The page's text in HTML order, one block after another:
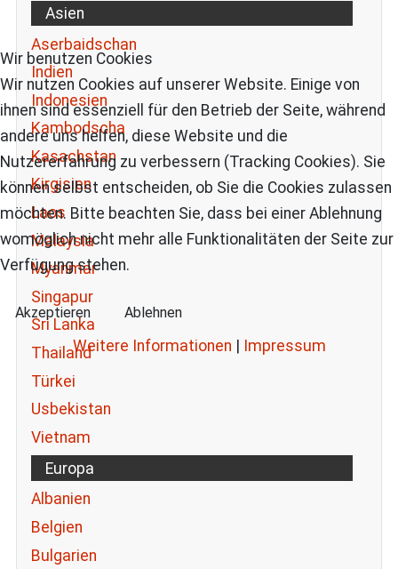
Asien
Aserbaidschan
Indien
Indonesien
Kambodscha
Kasachstan
Kirgisien
Laos
Malaysia
Myanmar
Singapur
Sri Lanka
Thailand
Türkei
Usbekistan
Vietnam
Europa
Albanien
Belgien
Bulgarien
Wir benutzen Cookies
Wir nutzen Cookies auf unserer Website. Einige von
ihnen sind essenziell für den Betrieb der Seite, während
andere uns helfen, diese Website und die
Nutzererfahrung zu verbessern (Tracking Cookies). Sie
können selbst entscheiden, ob Sie die Cookies zulassen
möchten. Bitte beachten Sie, dass bei einer Ablehnung
womöglich nicht mehr alle Funktionalitäten der Seite zur
Verfügung stehen.
Akzeptieren Ablehnen
Weitere Informationen | Impressum